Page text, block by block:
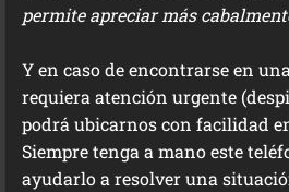
permite apreciar más
Y en caso de encontrarse en
requiera atención urgente
podrá ubicarnos con facilidad
Siempre tenga a mano este
ayudarlo a resolver una